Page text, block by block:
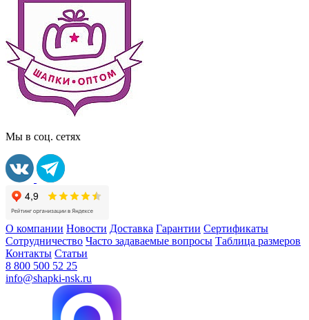
Мы в соц. сетях
О компании Новости Доставка Гарантии Сертификаты
Сотрудничество Часто задаваемые вопросы Таблица размеров
Контакты Статьи
8 800 500 52 25
info@shapki-nsk.ru